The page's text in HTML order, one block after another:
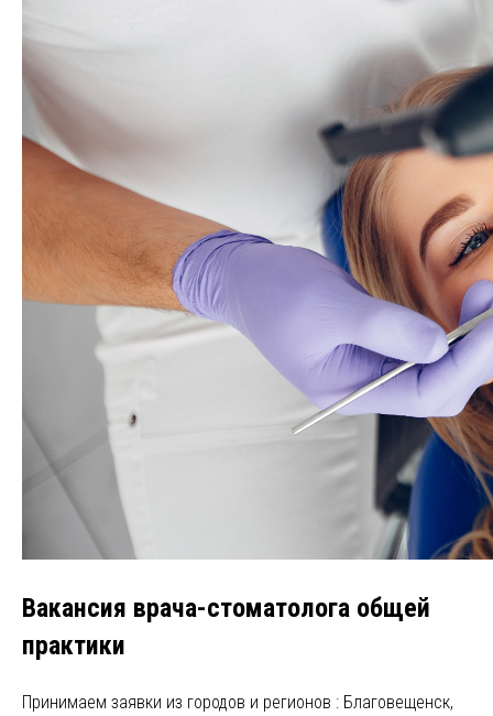
Вакансия врача-стоматолога общей
практики
Принимаем заявки из городов и регионов : Благовещенск,